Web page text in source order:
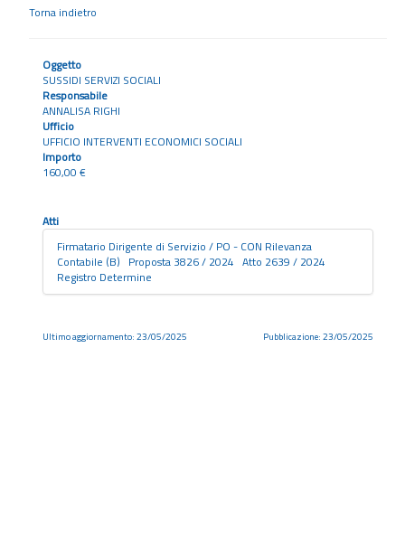
Torna indietro
Oggetto
SUSSIDI SERVIZI SOCIALI
Responsabile
ANNALISA RIGHI
Ufficio
UFFICIO INTERVENTI ECONOMICI SOCIALI
Importo
160,00 €
Atti
Firmatario Dirigente di Servizio / PO - CON Rilevanza
Contabile (B) Proposta 3826 / 2024 Atto 2639 / 2024
Registro Determine
Ultimo aggiornamento: 23/05/2025 Pubblicazione: 23/05/2025